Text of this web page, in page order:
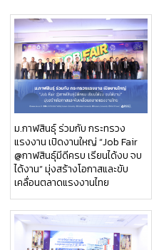
ม.กาฬสินธุ์ ร่วมกับ กระทรวง
แรงงาน เปิดงานใหญ่ “Job Fair
@กาฬสินธุ์มีดีครบ เรียนได้งบ จบ
ได้งาน” มุ่งสร้างโอกาสและขับ
เคลื่อนตลาดแรงงานไทย